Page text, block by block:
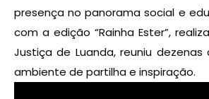
presença no panorama social e
com a edição “Rainha Ester”,
Justiça de Luanda, reuniu dezenas
ambiente de partilha e inspiração.